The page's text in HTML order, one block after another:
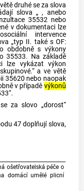
druhé se za slova
slova „ , anebo
35532 nebo
v dokumentaci lze
intervence
„typ II. také s OF:
obdobně s výkony
35533. Na základě
lze vykázat výkon
a ve větě
35620 nebo naopak
v případě výkonů
za slovo „dorost“
47 doplňují slova,
ošetřovatelská péče o
domácí umělé plicní